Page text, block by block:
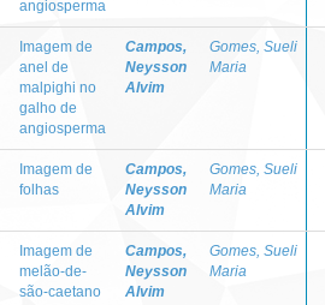
angiosperma
Imagem de
anel de
malpighi no
galho de
angiosperma
Campos,
Neysson
Alvim
Gomes, Sueli
Maria
Imagem de
folhas
Campos,
Neysson
Alvim
Gomes, Sueli
Maria
Imagem de
melão-de-
são-caetano
Campos,
Neysson
Alvim
Gomes, Sueli
Maria